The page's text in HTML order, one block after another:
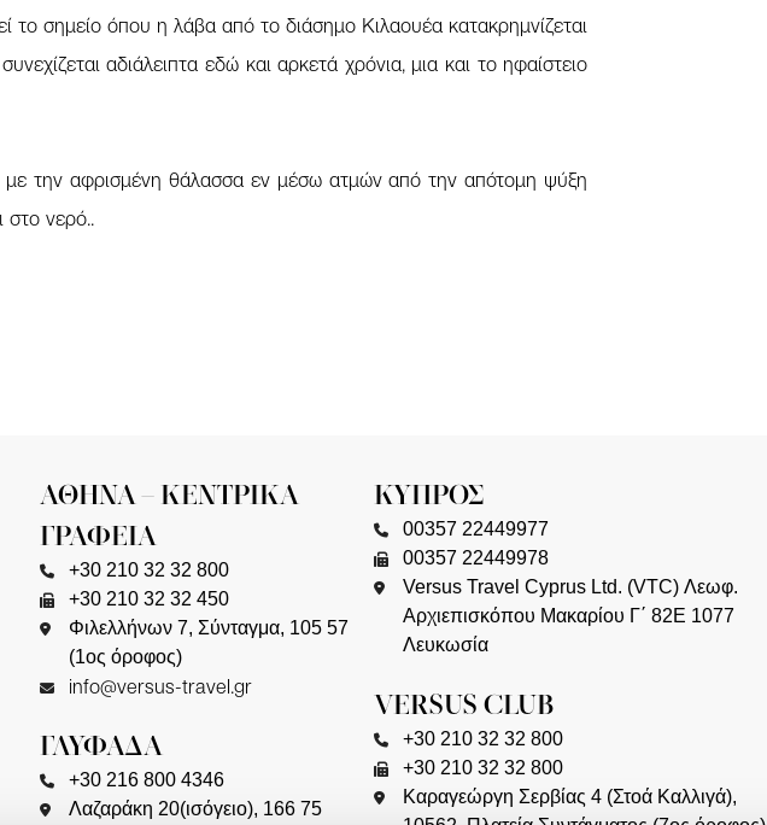
το σημείο όπου η λάβα από το διάσημο Κιλαουέα κατακρημνίζεται
αδιάλειπτα εδώ και αρκετά χρόνια, μια και το ηφαίστειο
την αφρισμένη θάλασσα εν μέσω ατμών από την απότομη ψύξη
στο νερό..
ΑΘΗΝΑ – ΚΕΝΤΡΙΚΑ
ΓΡΑΦΕΙΑ
+30 210 32 32 800
+30 210 32 32 450
Φιλελλήνων 7, Σύνταγμα, 105 57
(1ος όροφος)
info@versus-travel.gr
ΓΛΥΦΑΔΑ
+30 216 800 4346
Λαζαράκη 20(ισόγειο), 166 75
ΚΥΠΡΟΣ
00357 22449977
00357 22449978
Versus Travel Cyprus Ltd. (VTC) Λεωφ.
Αρχιεπισκόπου Μακαρίου Γ΄ 82Ε 1077
Λευκωσία
VERSUS CLUB
+30 210 32 32 800
+30 210 32 32 800
Καραγεώργη Σερβίας 4 (Στοά Καλλιγά),